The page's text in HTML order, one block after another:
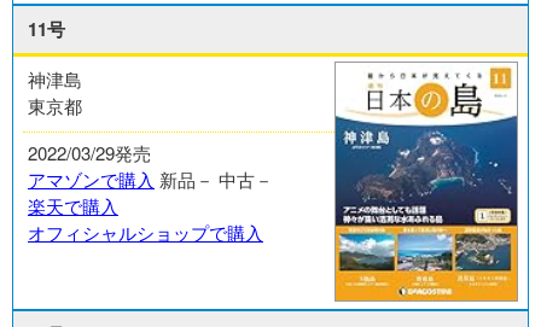
11号
神津島
東京都
2022/03/29発売
アマゾンで購入 新品－ 中古－
楽天で購入
オフィシャルショップで購入